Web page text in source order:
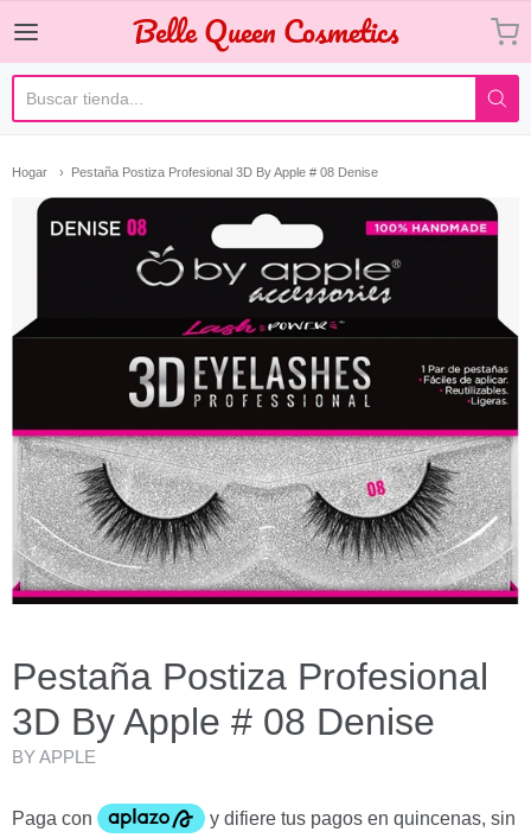
Belle Queen Cosmetics
Belle Queen Cosmetics
Hogar Pestaña Postiza Profesional 3D By Apple # 08 Denise
Pestaña Postiza Profesional
3D By Apple # 08 Denise
BY APPLE